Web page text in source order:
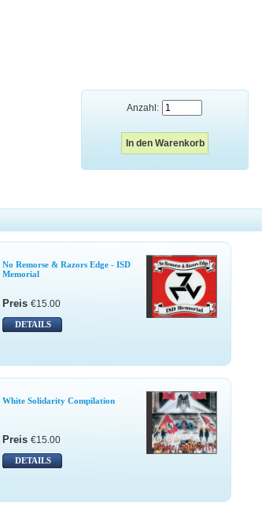
Anzahl:
No Remorse & Razors Edge - ISD
Memorial
Preis €15.00
DETAILS
White Solidarity Compilation
Preis €15.00
DETAILS